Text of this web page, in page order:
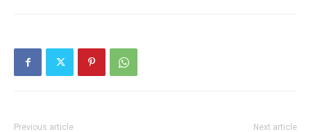
Previous article Next article